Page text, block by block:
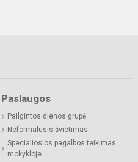
Paslaugos
Pailgintos dienos grupė
Neformalusis švietimas
Specialiosios pagalbos teikimas
mokykloje